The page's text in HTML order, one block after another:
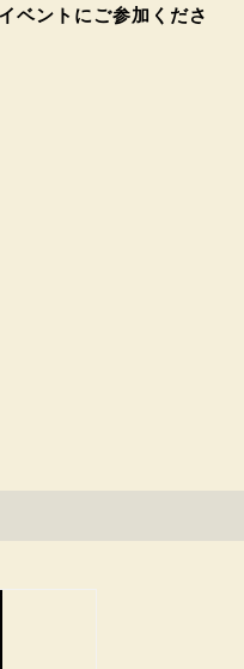
ベントにご参加くださ